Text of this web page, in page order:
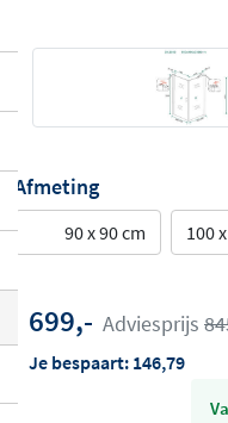
Afmeting
90 x 90 cm 100
699,- Adviesprijs
Je bespaart: 146,79